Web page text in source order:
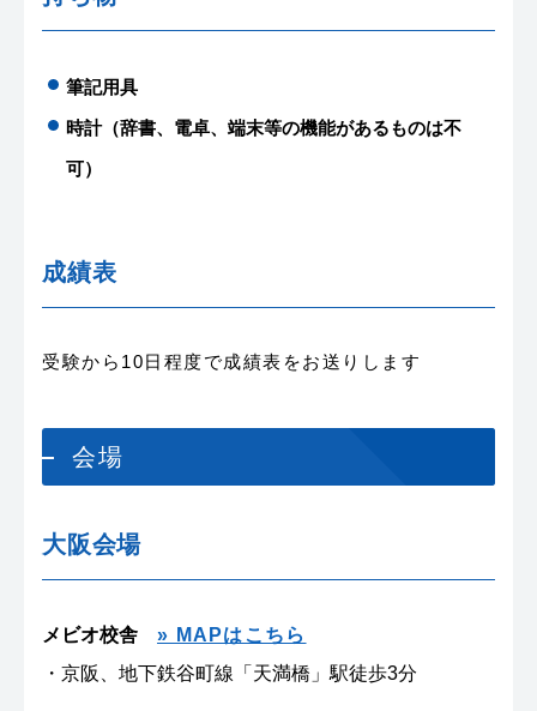
筆記用具
時計（辞書、電卓、端末等の機能があるものは不
可）
成績表
受験から10日程度で成績表をお送りします
会場
大阪会場
メビオ校舎 » MAPはこちら
・京阪、地下鉄谷町線「天満橋」駅徒歩3分